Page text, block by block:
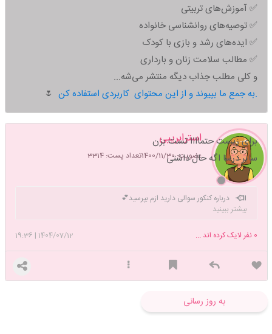
✅ آموزش‌های تربیتی
✅ توصیه‌های روانشناسی خانواده
✅ ایده‌های رشد و بازی با کودک
✅ مطالب سلامت زنان و بارداری
و کلی مطلب جذاب دیگه منتشر می‌شه...
به جمع ما بپیوند و از این محتوای کاربردی استفاده کن.
🌷
استرابرییی
عضویت: 1400/11/30 تعداد پست: 3314
برای زیست حتماااا تست بزن
سایر درسا اگه حال داشتی
درباره کنکور سوالی دارید ازم بپرسید💕
بیشتر ببینید
1404/07/12
|
19:36 0 نفر لایک کرده اند ...
به روز رسانی